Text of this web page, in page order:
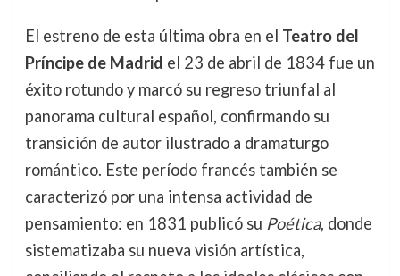
El estreno de esta última obra en el Teatro del
Príncipe de Madrid el 23 de abril de 1834 fue un
éxito rotundo y marcó su regreso triunfal al
panorama cultural español, confirmando su
transición de autor ilustrado a dramaturgo
romántico. Este período francés también se
caracterizó por una intensa actividad de
pensamiento: en 1831 publicó su Poética, donde
sistematizaba su nueva visión artística,